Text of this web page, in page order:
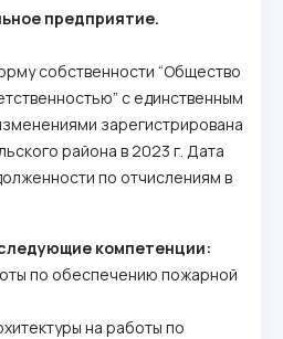
предприятие.
собственности “Общество
с единственным
зарегистрирована
района в 2023 г. Дата
по отчислениям в
компетенции:
по обеспечению пожарной
на работы по